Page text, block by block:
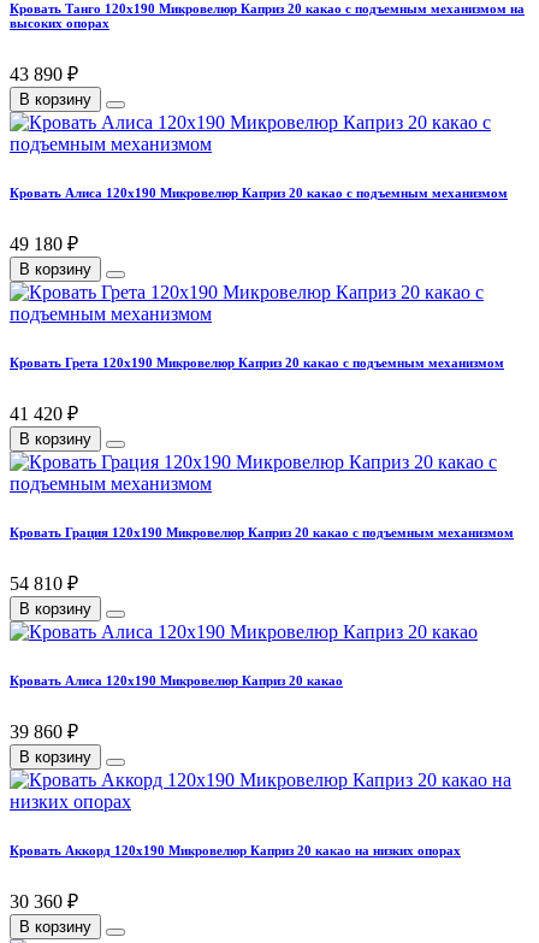
Кровать Танго 120х190 Микровелюр Каприз 20 какао с подъемным механизмом на
высоких опорах
43 890 ₽
В корзину
Кровать Алиса 120х190 Микровелюр Каприз 20 какао с подъемным механизмом
49 180 ₽
В корзину
Кровать Грета 120х190 Микровелюр Каприз 20 какао с подъемным механизмом
41 420 ₽
В корзину
Кровать Грация 120х190 Микровелюр Каприз 20 какао с подъемным механизмом
54 810 ₽
В корзину
Кровать Алиса 120х190 Микровелюр Каприз 20 какао
39 860 ₽
В корзину
Кровать Аккорд 120х190 Микровелюр Каприз 20 какао на низких опорах
30 360 ₽
В корзину